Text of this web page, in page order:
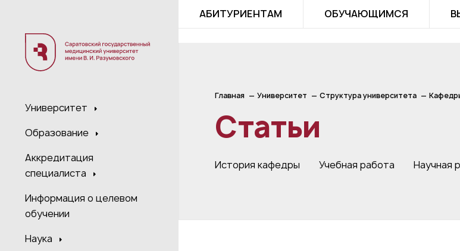
Университет
Образование
Аккредитация
специалиста
Информация о целевом
обучении
Наука
АБИТУРИЕНТАМ ОБУЧАЮЩИМСЯ
Главная Университет Структура университета
Статьи
История кафедры Учебная работа Научная